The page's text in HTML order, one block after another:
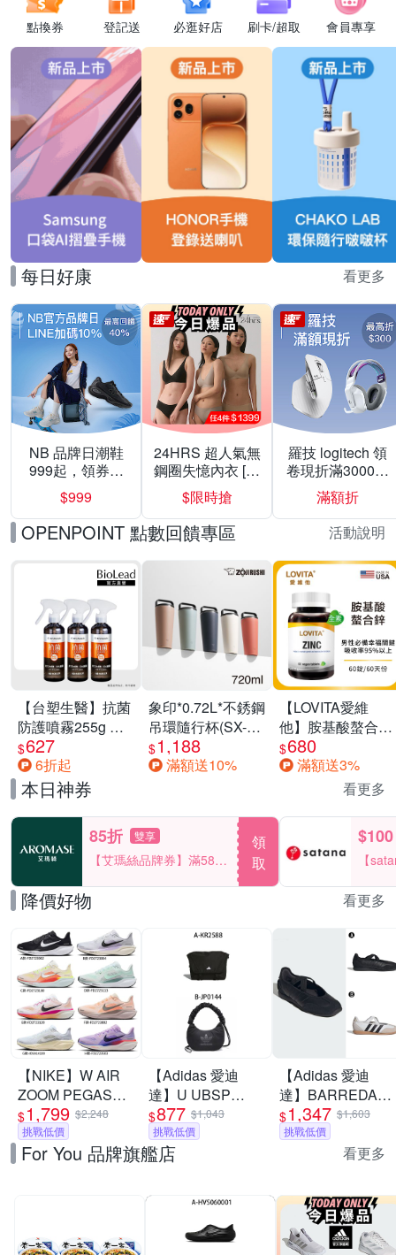
點換券 登記送 必逛好店 刷卡/超取 會員專享
每日好康 看更多
NB 品牌日潮鞋
999起，領券折
上折 最高回饋
40%
$999
24HRS 超人氣無
鋼圈失憶內衣 [熱
銷好評]
$限時搶
羅技 logitech 領
卷現折滿3000折
300
滿額折
OPENPOINT 點數回饋專區 活動說明
【台塑生醫】抗菌
防護噴霧255g 三
入組
$627
6折起
象印*0.72L*不銹鋼
吊環隨行杯(SX-
LA72H)
$1,188
滿額送10%
【LOVITA愛維
他】胺基酸螯合鋅
x2瓶30mg素食錠
(鋅錠)
$680
滿額送3%
本日神券 看更多
85折 雙享
【艾瑪絲品牌券】滿580
領
取
$100
【
降價好物 看更多
【NIKE】W AIR
ZOOM PEGASUS
41 慢跑鞋 休閒鞋
運動鞋 走路鞋 日
常穿搭 低筒 男女
$1,799 $2,248
挑戰低價
【Adidas 愛迪
達】U UBSP
CSBD BAG 斜背
包 男女 A-KR2588
B-JP0144
$877 $1,043
挑戰低價
【Adidas 愛迪
達】BARREDA
MARY JANE 休閒
鞋 運動鞋 女 A-
HP3519 B-
$1,347 $1,603
挑戰低價
For You 品牌旗艦店 看更多